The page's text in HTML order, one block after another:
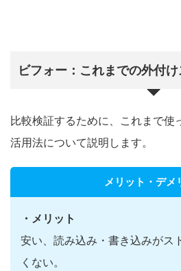
ビフォー：これまでの外付
比較検証するために、これまで使
活用法について説明します。
メリット・デメ
・メリット
安い、読み込み・書き込みがス
くない。